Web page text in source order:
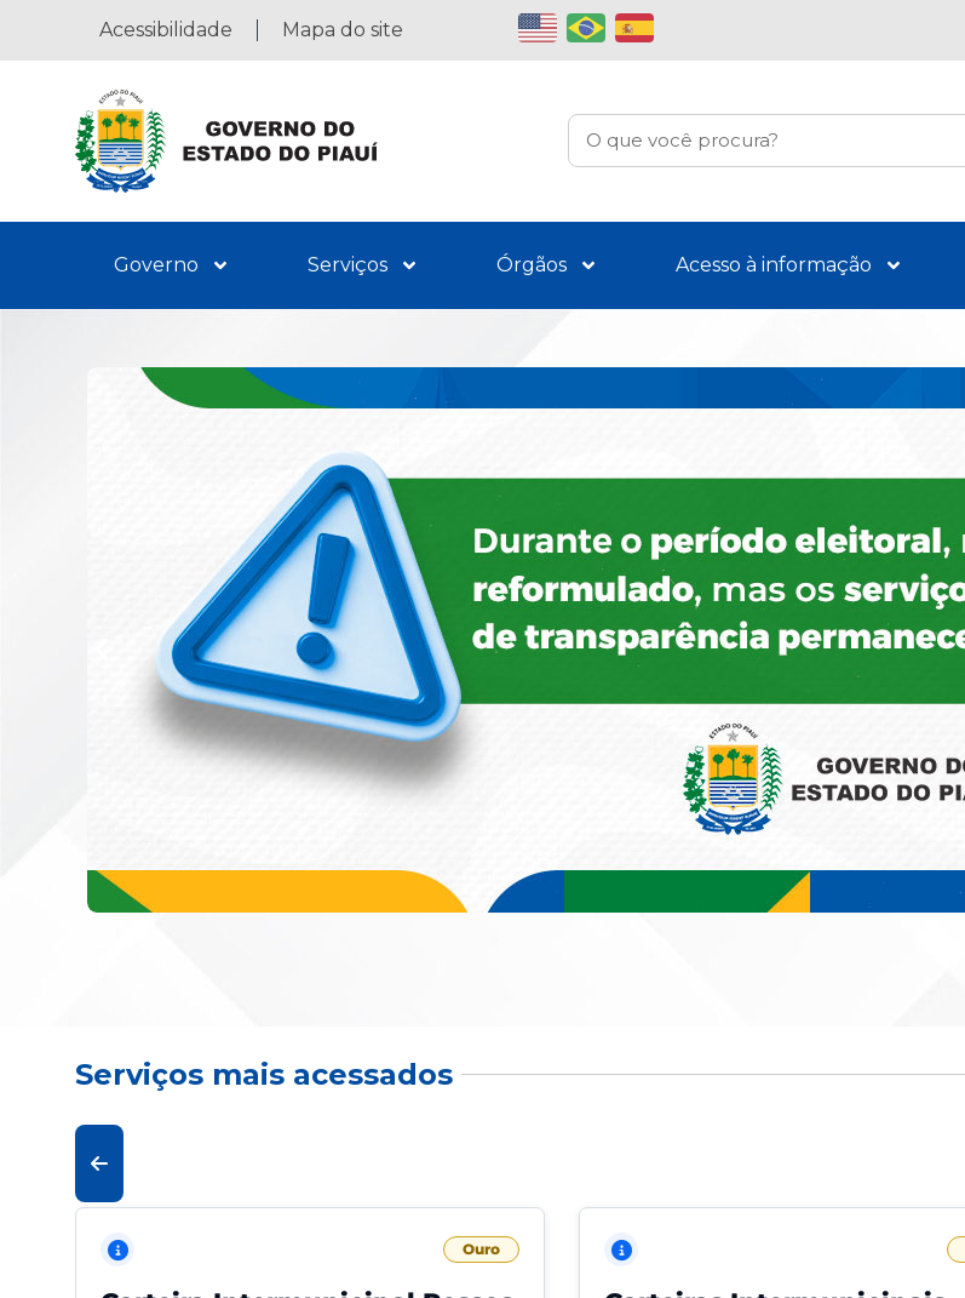
Acessibilidade Mapa do site
Governo Serviços Órgãos Acesso à informação
Serviços mais acessados
Ouro